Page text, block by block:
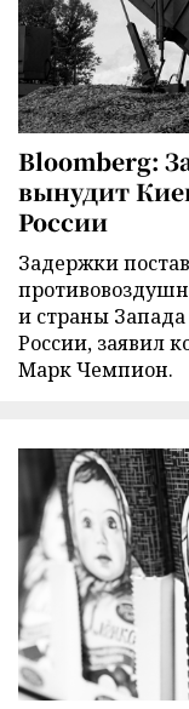
Bloomberg:
вынудит
России
Задержки
и страны Запада
России, заявил
Марк Чемпион.